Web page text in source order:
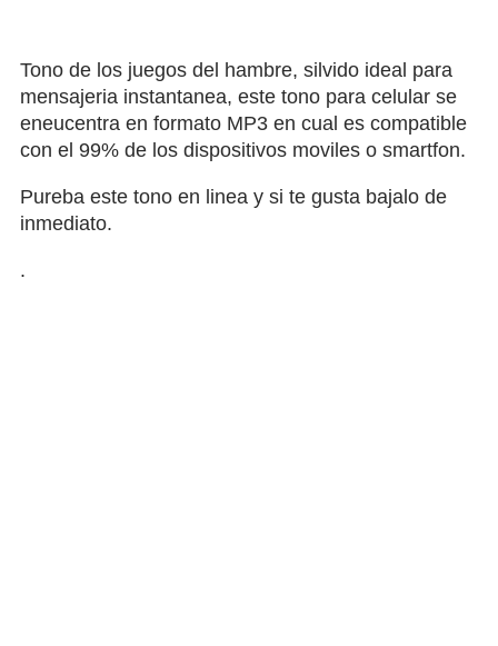
Tono de los juegos del hambre, silvido ideal para
mensajeria instantanea, este tono para celular se
eneucentra en formato MP3 en cual es compatible
con el 99% de los dispositivos moviles o smartfon.
Pureba este tono en linea y si te gusta bajalo de
inmediato.
.